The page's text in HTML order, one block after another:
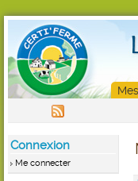
Connexion
Me connecter